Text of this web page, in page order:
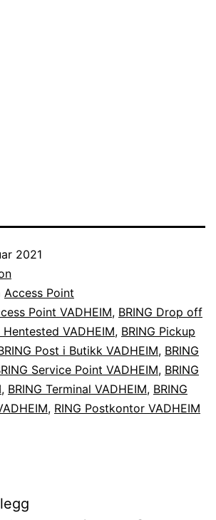
2021
Access Point
Point VADHEIM, BRING Drop off
Hentested VADHEIM, BRING Pickup
Post i Butikk VADHEIM, BRING
Service Point VADHEIM, BRING
, BRING Terminal VADHEIM, BRING
, RING Postkontor VADHEIM